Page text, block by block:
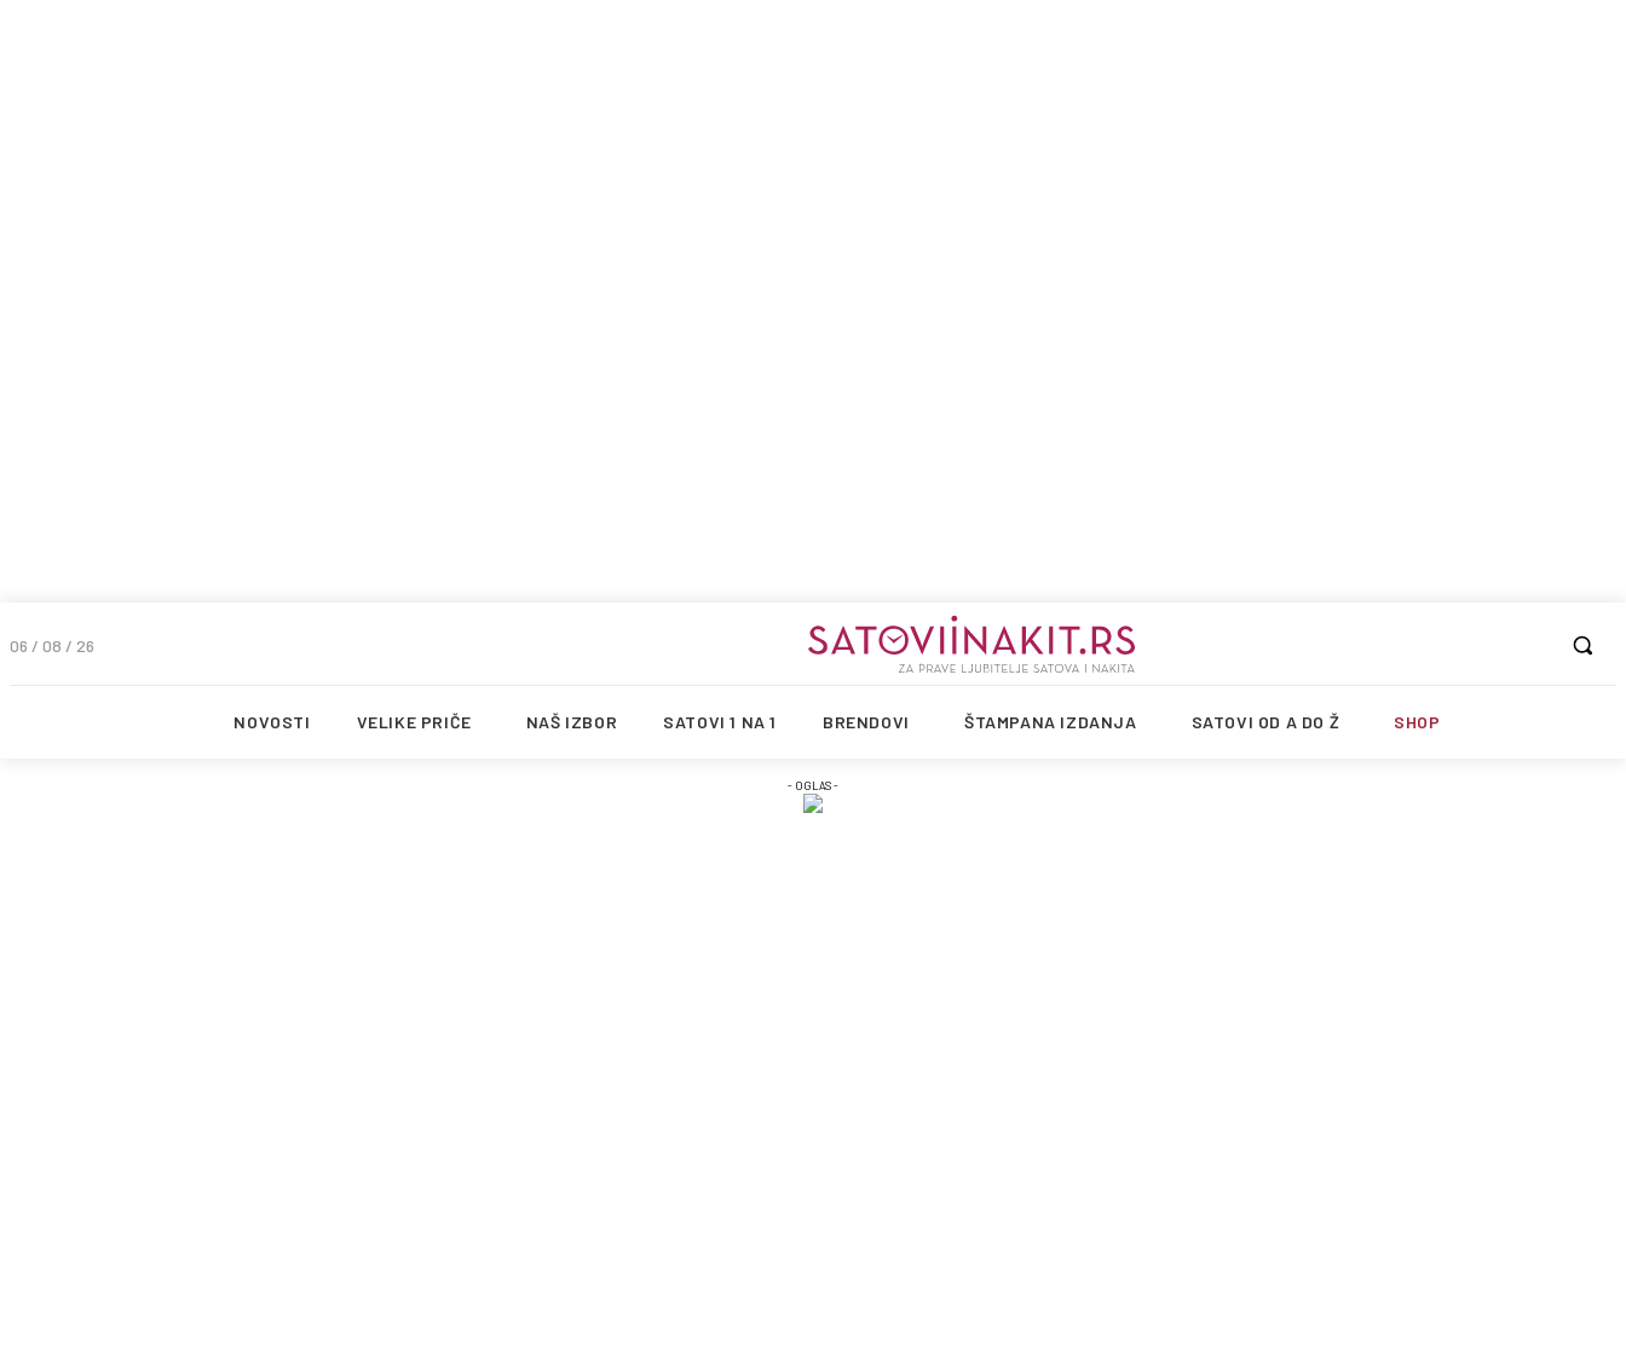
06 / 08 / 26
NOVOSTI VELIKE PRIČE NAŠ IZBOR SATOVI 1 NA 1 BRENDOVI ŠTAMPANA IZDANJA SATOVI OD A DO Ž SHOP
- OGLAS -